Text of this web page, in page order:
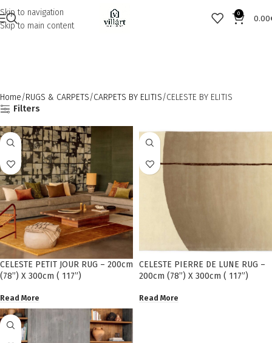
Skip to navigation
Skip to main content
0
0.00
Home RUGS & CARPETS CARPETS BY ELITIS CELESTE BY ELITIS
Filters
CELESTE PETIT JOUR RUG – 200cm
(78”) X 300cm ( 117”)
Read More
CELESTE PIERRE DE LUNE RUG –
200cm (78”) X 300cm ( 117”)
Read More